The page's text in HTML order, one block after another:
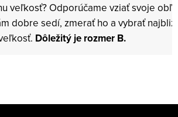
veľkosť? Odporúčame vziať svoje
dobre sedí, zmerať ho a vybrať
Dôležitý je rozmer B.